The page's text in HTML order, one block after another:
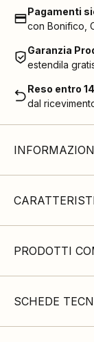
Pagamenti
con Bonifico,
Garanzia
estendila
Reso entro
dal
PRODOTTI
SCHEDE